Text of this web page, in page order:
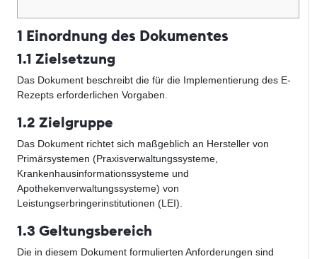
1 Einordnung des Dokumentes
1.1 Zielsetzung
Das Dokument beschreibt die für die Implementierung des E-
Rezepts erforderlichen Vorgaben.
1.2 Zielgruppe
Das Dokument richtet sich maßgeblich an Hersteller von
Primärsystemen (Praxisverwaltungssysteme,
Krankenhausinformationssysteme und
Apothekenverwaltungssysteme) von
Leistungserbringerinstitutionen (LEI).
1.3 Geltungsbereich
Die in diesem Dokument formulierten Anforderungen sind